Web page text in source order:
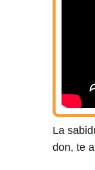
La
don, te